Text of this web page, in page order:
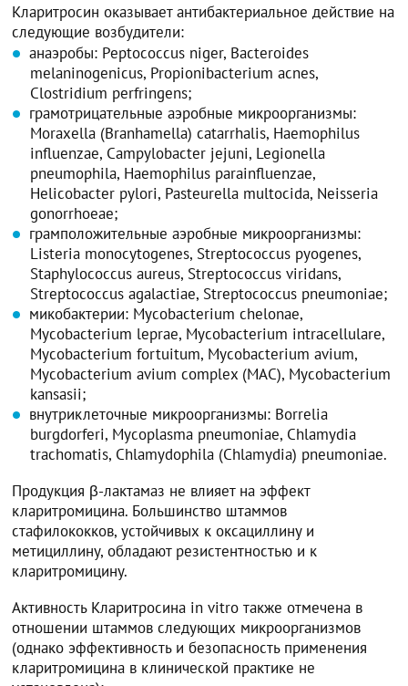
Кларитросин оказывает антибактериальное действие на
следующие возбудители:
анаэробы: Peptococcus niger, Bacteroides
melaninogenicus, Propionibacterium acnes,
Clostridium perfringens;
грамотрицательные аэробные микроорганизмы:
Moraxella (Branhamella) catarrhalis, Haemophilus
influenzae, Campylobacter jejuni, Legionella
pneumophila, Haemophilus parainfluenzae,
Helicobacter pylori, Pasteurella multocida, Neisseria
gonorrhoeae;
грамположительные аэробные микроорганизмы:
Listeria monocytogenes, Streptococcus pyogenes,
Staphylococcus aureus, Streptococcus viridans,
Streptococcus agalactiae, Streptococcus pneumoniae;
микобактерии: Mycobacterium chelonae,
Mycobacterium leprae, Mycobacterium intracellulare,
Mycobacterium fortuitum, Mycobacterium avium,
Mycobacterium avium complex (MAC), Mycobacterium
kansasii;
внутриклеточные микроорганизмы: Borrelia
burgdorferi, Mycoplasma pneumoniae, Chlamydia
trachomatis, Chlamydophila (Chlamydia) pneumoniae.
Продукция β-лактамаз не влияет на эффект
кларитромицина. Большинство штаммов
стафилококков, устойчивых к оксациллину и
метициллину, обладают резистентностью и к
кларитромицину.
Активность Кларитросина in vitro также отмечена в
отношении штаммов следующих микроорганизмов
(однако эффективность и безопасность применения
кларитромицина в клинической практике не